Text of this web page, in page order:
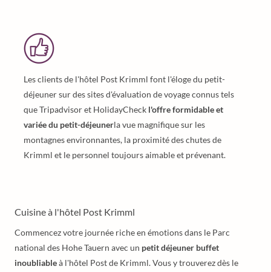
Les clients de l'hôtel Post Krimml font l'éloge du petit-
déjeuner sur des sites d'évaluation de voyage connus tels
que Tripadvisor et HolidayCheck l'offre formidable et
variée du petit-déjeunerla vue magnifique sur les
montagnes environnantes, la proximité des chutes de
Krimml et le personnel toujours aimable et prévenant.
Cuisine à l'hôtel Post Krimml
Commencez votre journée riche en émotions dans le Parc
national des Hohe Tauern avec un petit déjeuner buffet
inoubliableà l'hôtel Post de Krimml. Vous y trouverez dès le